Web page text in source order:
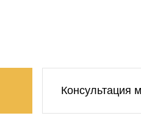
Консультация